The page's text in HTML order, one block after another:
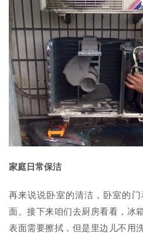
家庭日常保洁
再来说说卧室的清洁，卧室的
面。接下来咱们去厨房看看，冰
表面需要擦拭，但是里边儿不用